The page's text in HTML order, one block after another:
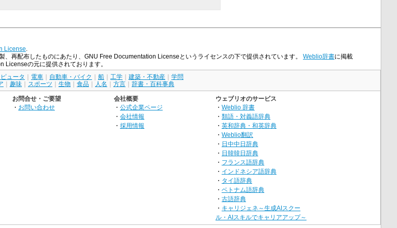
License
、再配布したものにあたり、GNU Free Documentation Licenseというライセンスの下で提供されています。 Weblio辞書に掲載
Licenseの元に提供されております。
ュータ 電車 自動車・バイク 船 工学 建築・不動産
学問
趣味 スポーツ 生物 食品 人名 方言 辞書・百科事典
お問合せ・ご要望
・ お問い合わせ
会社概要
・ 公式企業ページ
・ 会社情報
・ 採用情報
ウェブリオのサービス
・ Weblio 辞書
・ 類語・対義語辞典
・ 英和辞典・和英辞典
・ Weblio翻訳
・ 日中中日辞典
・ 日韓韓日辞典
・ フランス語辞典
・ インドネシア語辞典
・ タイ語辞典
・ ベトナム語辞典
・ 古語辞典
・ キャリジェネ～生成AIスクー
ル・AIスキルでキャリアアップ～